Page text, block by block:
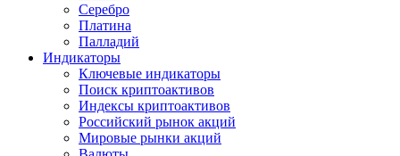
Серебро
Платина
Палладий
Индикаторы
Ключевые индикаторы
Поиск криптоактивов
Индексы криптоактивов
Российский рынок акций
Мировые рынки акций